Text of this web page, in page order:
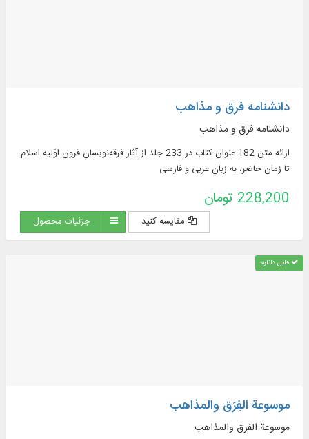
دانشنامه فرق و مذاهب
دانشنامه فرق و مذاهب
ارائه متن 182 عنوان کتاب در 233 جلد از آثار فرقه‌نویسانِ قرون اوّلیه اسلام
تا زمان حاضر، به زبان عربی و فارسی
228,200 تومان
مقایسه کنید جزئیات محصول
قابل دانلود
موسوعة الفِرَق والمذاهب
موسوعة الفرق والمذاهب